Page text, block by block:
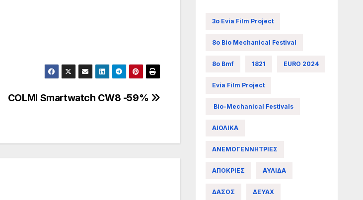
COLMI Smartwatch CW8 -59%
3ο Evia Film Project
8ο Bio Mechanical Festival
8ο Bmf 1821 EURO 2024
Evia Film Project
Bio-Mechanical Festivals
ΑΙΟΛΙΚΑ
ΑΝΕΜΟΓΕΝΝΗΤΡΙΕΣ
ΑΠΟΚΡΙΕΣ ΑΥΛΙΔΑ
ΔΑΣΟΣ ΔΕΥΑΧ